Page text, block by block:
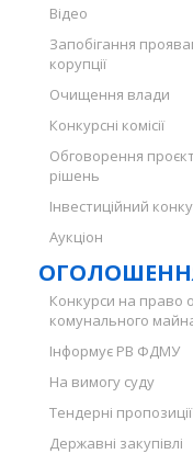
Відео
Запобігання
корупції
Очищення влади
Конкурсні комісії
Обговорення
рішень
Інвестиційний
Аукціон
Конкурси на право
комунального
Інформує РВ ФДМУ
На вимогу суду
Тендерні пропозиції
Державні закупівлі